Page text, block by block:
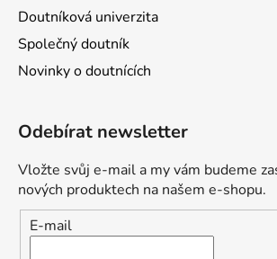
Doutníková univerzita
Společný doutník
Novinky o doutnících
Odebírat newsletter
Vložte svůj e-mail a my vám budeme
nových produktech na našem e-shopu.
E-mail